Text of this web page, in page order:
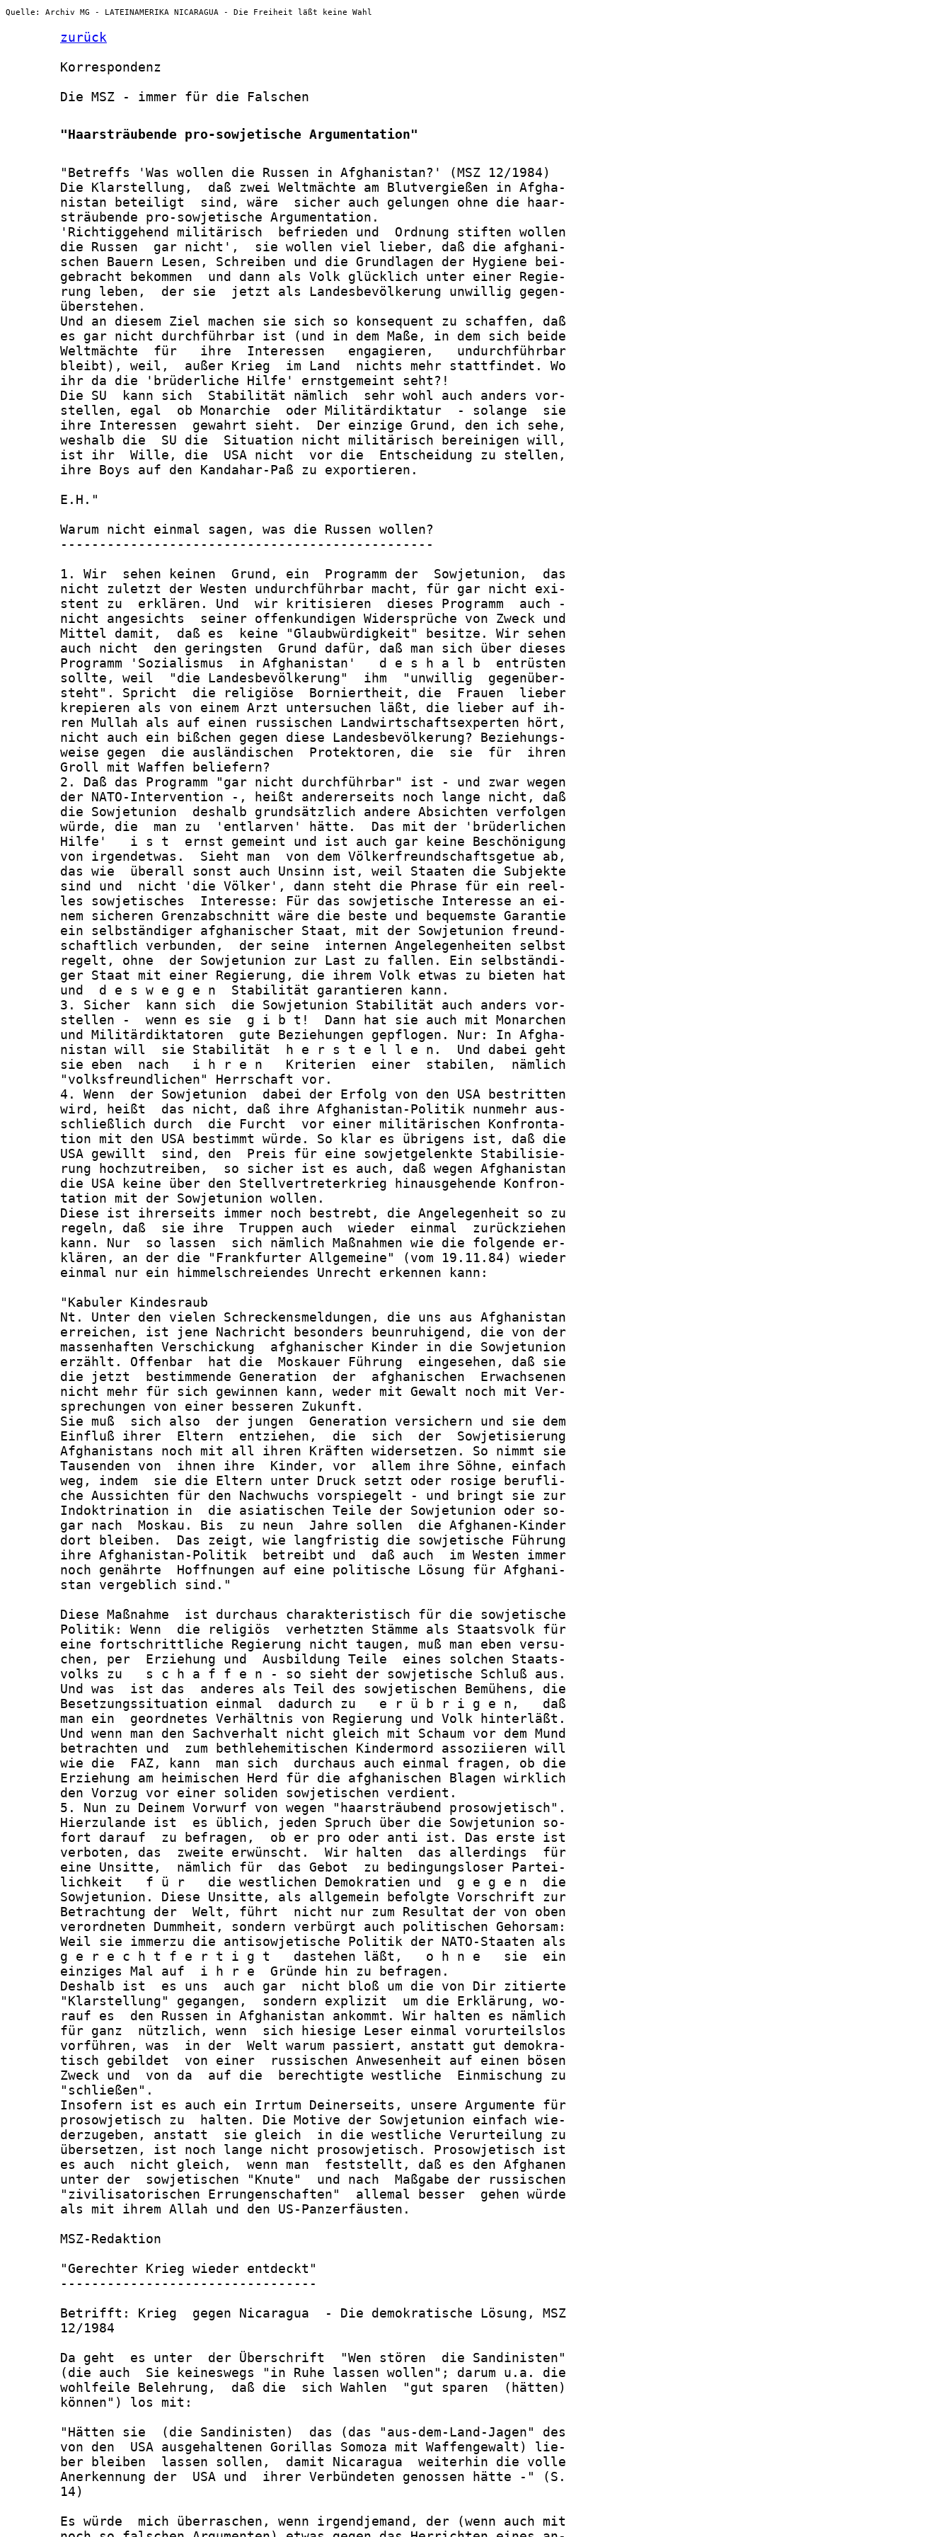
Quelle: Archiv MG - LATEINAMERIKA NICARAGUA - Die Freiheit läßt keine Wahl
zurück
       Korrespondenz
       Die MSZ - immer für die Falschen
       "Haarsträubende pro-sowjetische Argumentation"